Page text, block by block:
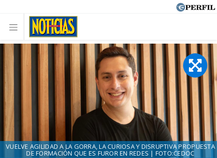
VUELVE AGILIDAD A LA GORRA, LA CURIOSA Y DISRUPTIVA PROPUESTA
DE FORMACIÓN QUE ES FUROR EN REDES | FOTO:CEDOC